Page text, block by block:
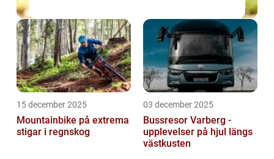
15 december 2025
Mountainbike på extrema
stigar i regnskog
03 december 2025
Bussresor Varberg -
upplevelser på hjul längs
västkusten